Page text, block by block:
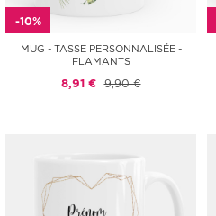
-10%
MUG - TASSE PERSONNALISÉE -
FLAMANTS
8,91 € 9,90 €